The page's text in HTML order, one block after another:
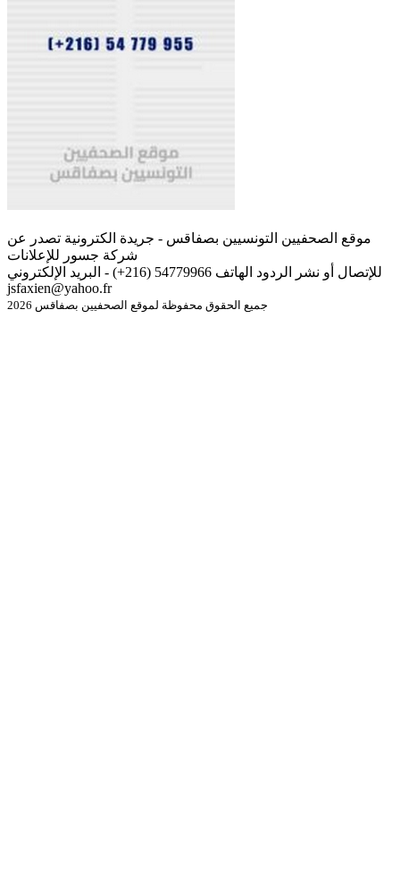
موقع الصحفيين التونسيين بصفاقس - جريدة الكترونية تصدر عن
شركة جسور للإعلانات
للإتصال أو نشر الردود الهاتف 54779966 (216+) - البريد الإلكتروني
jsfaxien@yahoo.fr
جميع الحقوق محفوظة لموقع الصحفيين بصفاقس 2026